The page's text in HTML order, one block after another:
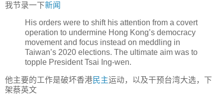
我节录一下新闻
His orders were to shift his attention from a covert
operation to undermine Hong Kong’s democracy
movement and focus instead on meddling in
Taiwan’s 2020 elections. The ultimate aim was to
topple President Tsai Ing-wen.
他主要的工作是破坏香港民主运动，以及干预台湾大选，下
架蔡英文